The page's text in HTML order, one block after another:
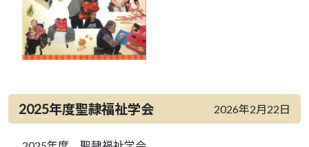
2025年度聖隷福祉学会 2026年2月22日